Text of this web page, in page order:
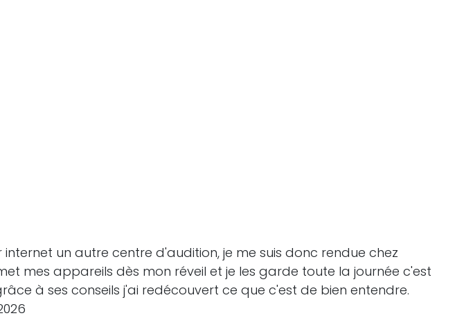
un autre centre d'audition, je me suis donc rendue chez
mes appareils dès mon réveil et je les garde toute la journée c'est
à ses conseils j'ai redécouvert ce que c'est de bien entendre.